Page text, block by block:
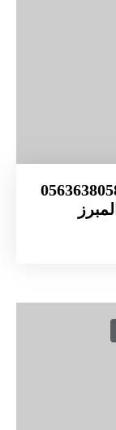
ديكورات فوم بالاحساء ت:0563638058